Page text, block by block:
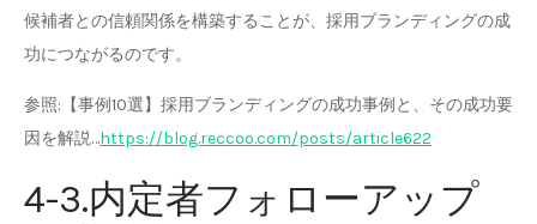
候補者との信頼関係を構築することが、採用ブランディングの成
功につながるのです。
参照:【事例10選】採用ブランディングの成功事例と、その成功要
因を解説…https://blog.reccoo.com/posts/article622
4-3.内定者フォローアップ